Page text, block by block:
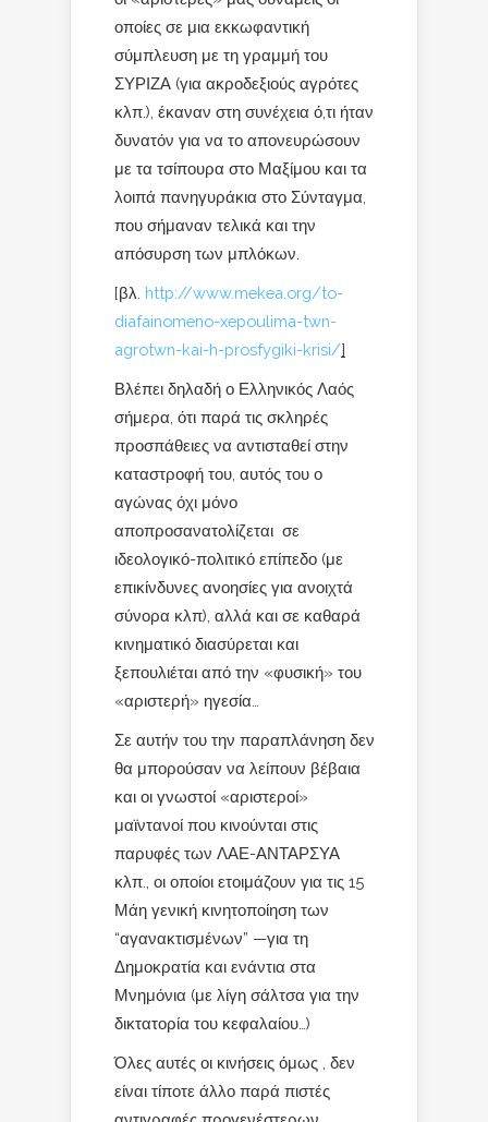
οποίες σε μια εκκωφαντική
σύμπλευση με τη γραμμή του
ΣΥΡΙΖΑ (για ακροδεξιούς αγρότες
κλπ.), έκαναν στη συνέχεια ό,τι ήταν
δυνατόν για να το απονευρώσουν
με τα τσίπουρα στο Μαξίμου και τα
λοιπά πανηγυράκια στο Σύνταγμα,
που σήμαναν τελικά και την
απόσυρση των μπλόκων.
[βλ. http://www.mekea.org/to-
diafainomeno-xepoulima-twn-
agrotwn-kai-h-prosfygiki-krisi/]
Βλέπει δηλαδή ο Ελληνικός Λαός
σήμερα, ότι παρά τις σκληρές
προσπάθειες να αντισταθεί στην
καταστροφή του, αυτός του ο
αγώνας όχι μόνο
αποπροσανατολίζεται σε
ιδεολογικό-πολιτικό επίπεδο (με
επικίνδυνες ανοησίες για ανοιχτά
σύνορα κλπ), αλλά και σε καθαρά
κινηματικό διασύρεται και
ξεπουλιέται από την «φυσική» του
«αριστερή» ηγεσία…
Σε αυτήν του την παραπλάνηση δεν
θα μπορούσαν να λείπουν βέβαια
και οι γνωστοί «αριστεροί»
μαϊντανοί που κινούνται στις
παρυφές των ΛΑΕ-ΑΝΤΑΡΣΥΑ
κλπ., οι οποίοι ετοιμάζουν για τις 15
Μάη γενική κινητοποίηση των
“αγανακτισμένων” —για τη
Δημοκρατία και ενάντια στα
Μνημόνια (με λίγη σάλτσα για την
δικτατορία του κεφαλαίου…)
Όλες αυτές οι κινήσεις όμως , δεν
είναι τίποτε άλλο παρά πιστές